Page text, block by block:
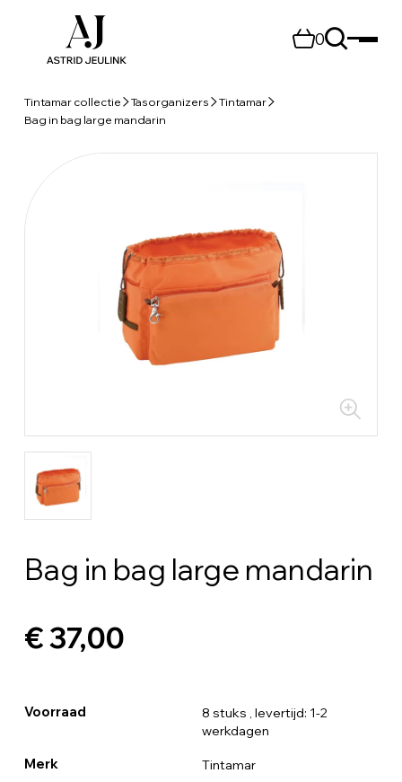
0
Tintamar collectie Tasorganizers
Tintamar
Bag in bag large mandarin
Bag in bag large mandarin
€ 37,00
Voorraad 8 stuks , levertijd: 1-2
werkdagen
Merk Tintamar